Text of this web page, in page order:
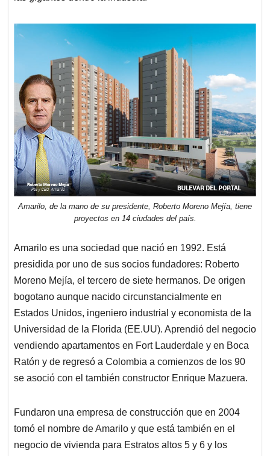
Amarilo, de la mano de su presidente, Roberto Moreno Mejía, tiene
proyectos en 14 ciudades del país.
Amarilo es una sociedad que nació en 1992. Está
presidida por uno de sus socios fundadores: Roberto
Moreno Mejía, el tercero de siete hermanos. De origen
bogotano aunque nacido circunstancialmente en
Estados Unidos, ingeniero industrial y economista de la
Universidad de la Florida (EE.UU). Aprendió del negocio
vendiendo apartamentos en Fort Lauderdale y en Boca
Ratón y de regresó a Colombia a comienzos de los 90
se asoció con el también constructor Enrique Mazuera.
Fundaron una empresa de construcción que en 2004
tomó el nombre de Amarilo y que está también en el
negocio de vivienda para Estratos altos 5 y 6 y los